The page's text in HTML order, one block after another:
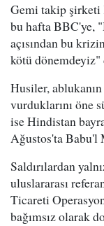
Gemi takip
bu hafta BBC'ye,
açısından bu
kötü dönemdeyiz"
Husiler,
vurduklarını öne
ise Hindistan
Ağustos'ta Babu'l
Saldırılardan
uluslararası
Ticareti
bağımsız olarak